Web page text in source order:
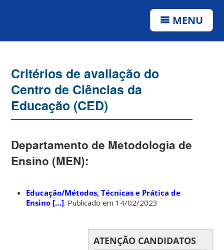
MENU
Critérios de avaliação do
Centro de Ciências da
Educação (CED)
Departamento de Metodologia de
Ensino (MEN):
Educação/Métodos, Técnicas e Prática de
Ensino […]. Publicado em 14/02/2023
ATENÇÃO CANDIDATOS